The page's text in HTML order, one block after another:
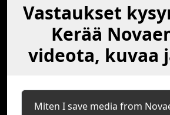
Vastaukset
Kerää
videota, kuvaa
Miten I save media from